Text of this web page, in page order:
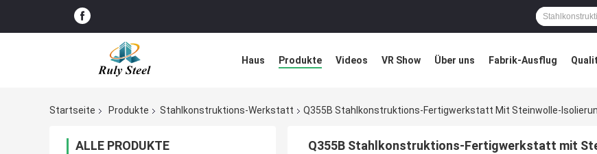
Haus Produkte Videos VR Show Über uns Fabrik-Ausflug
Startseite
Produkte Stahlkonstruktions-Werkstatt Q355B Stahlkonstruktions-Fertigwerkstatt Mit Steinwolle-
ALLE PRODUKTE Q355B Stahlkonstruktions-Fertigwerkstatt mit